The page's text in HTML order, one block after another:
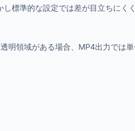
標準的な設定では差が目立ちにく
明領域がある場合、MP4出力では